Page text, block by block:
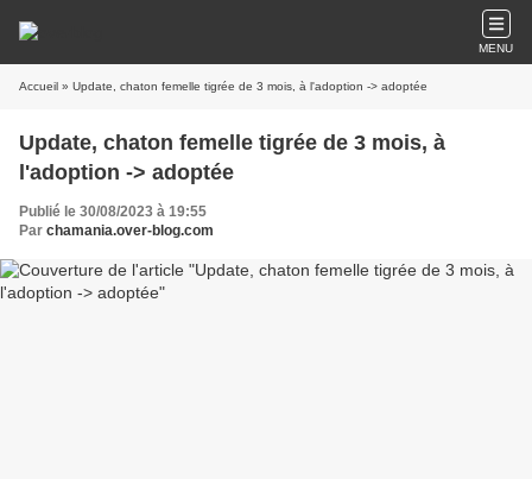
MENU
Accueil » Update, chaton femelle tigrée de 3 mois, à l'adoption -> adoptée
Update, chaton femelle tigrée de 3 mois, à
l'adoption -> adoptée
Publié le 30/08/2023 à 19:55
Par chamania.over-blog.com